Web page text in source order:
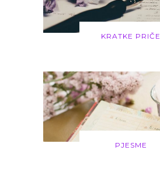
KRATKE PRIČE
PJESME